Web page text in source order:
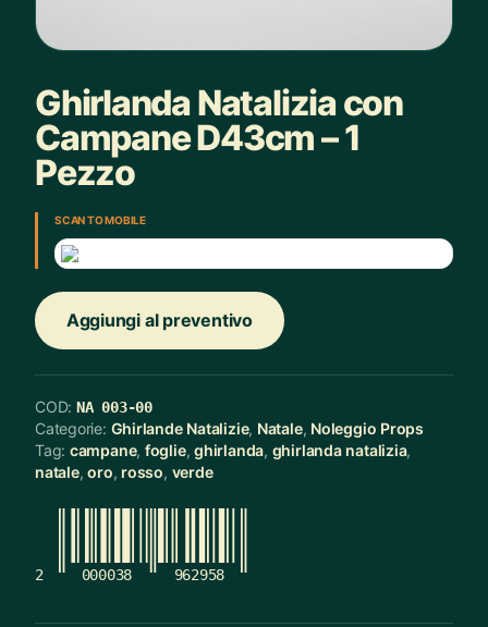
Ghirlanda Natalizia con
Campane D43cm – 1
Pezzo
SCAN TO MOBILE
Aggiungi al preventivo
COD: NA 003-00
Categorie: Ghirlande Natalizie, Natale, Noleggio Props
Tag: campane, foglie,ghirlanda, ghirlanda natalizia,
natale,oro, rosso, verde
2 000038 962958